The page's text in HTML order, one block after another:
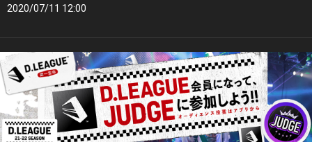
2020/07/11 12:00